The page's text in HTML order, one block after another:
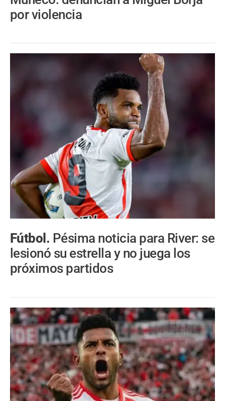
por violencia
Fútbol. Pésima noticia para River: se
lesionó su estrella y no juega los
próximos partidos